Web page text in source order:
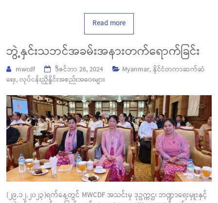
Read more
ဘွဲ့နှင်းသဘင်အခမ်းအနားတက်ရောက်ခြင်း
mwcdf ဒီဇင်ဘာ 26, 2024 Myanmar,နိုင်ငံတကာဆက်ဆံ
ရေး,လုပ်ငန်းညှိနှိုင်းအစည်းအဝေးများ
(၂၉.၁၂.၂၀၂၃)ရက်နေ့တွင် MWCDF အသင်းမှ ဒုဥက္ကဌ၊ ဘဏ္ဍာရေးမှူးနှင့်